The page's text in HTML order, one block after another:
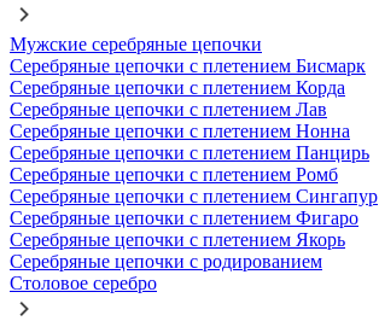
Мужские серебряные цепочки
Серебряные цепочки с плетением Бисмарк
Серебряные цепочки с плетением Корда
Серебряные цепочки с плетением Лав
Серебряные цепочки с плетением Нонна
Серебряные цепочки с плетением Панцирь
Серебряные цепочки с плетением Ромб
Серебряные цепочки с плетением Сингапур
Серебряные цепочки с плетением Фигаро
Серебряные цепочки с плетением Якорь
Серебряные цепочки с родированием
Столовое серебро